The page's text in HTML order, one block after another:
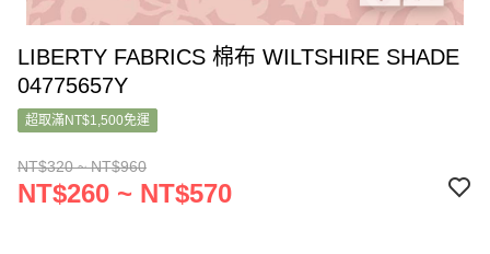
LIBERTY FABRICS 棉布 WILTSHIRE SHADE
04775657Y
超取滿NT$1,500免運
NT$320 ~ NT$960
NT$260 ~ NT$570